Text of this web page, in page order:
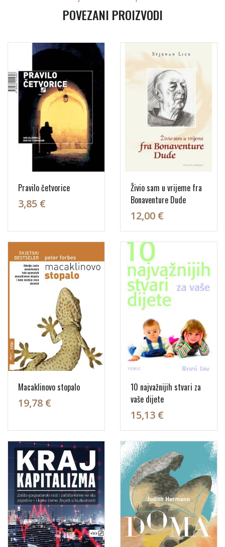
POVEZANI PROIZVODI
Pravilo četvorice
3,85 €
Živio sam u vrijeme fra
Bonaventure Dude
12,00 €
Macaklinovo stopalo
19,78 €
10 najvažnijih stvari za
vaše dijete
15,13 €